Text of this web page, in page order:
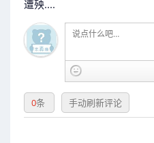
遭殃....
0条 手动刷新评论